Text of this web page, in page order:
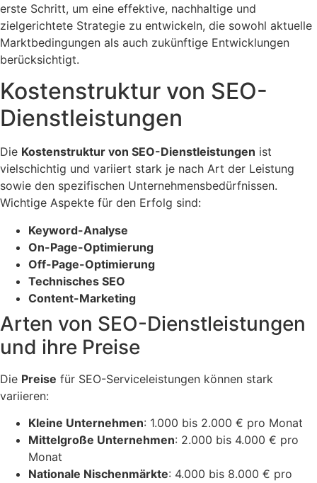
erste Schritt, um eine effektive, nachhaltige und
zielgerichtete Strategie zu entwickeln, die sowohl aktuelle
Marktbedingungen als auch zukünftige Entwicklungen
berücksichtigt.
Kostenstruktur von SEO-
Dienstleistungen
Die Kostenstruktur von SEO-Dienstleistungen ist
vielschichtig und variiert stark je nach Art der Leistung
sowie den spezifischen Unternehmensbedürfnissen.
Wichtige Aspekte für den Erfolg sind:
Keyword-Analyse
On-Page-Optimierung
Off-Page-Optimierung
Technisches SEO
Content-Marketing
Arten von SEO-Dienstleistungen
und ihre Preise
Die Preise für SEO-Serviceleistungen können stark
variieren:
Kleine Unternehmen: 1.000 bis 2.000 € pro Monat
Mittelgroße Unternehmen: 2.000 bis 4.000 € pro
Monat
Nationale Nischenmärkte: 4.000 bis 8.000 € pro